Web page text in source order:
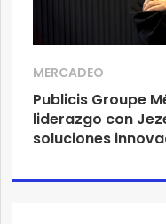
MERCADEO
Publicis Groupe
liderazgo con
soluciones